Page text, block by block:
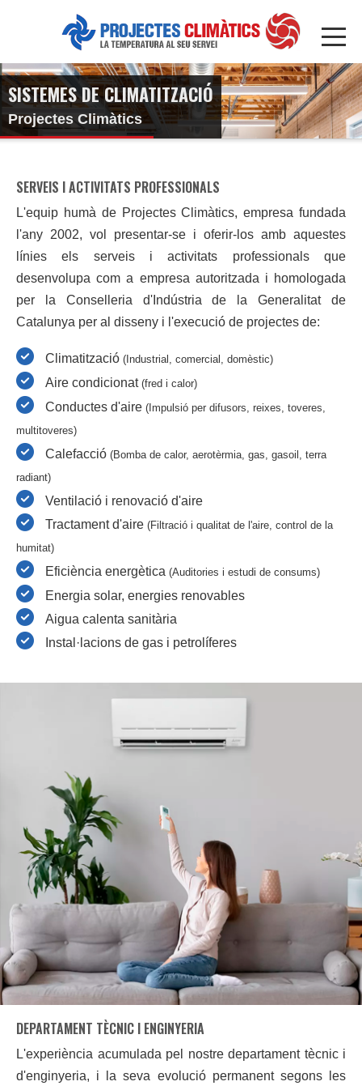
SISTEMES DE CLIMATITZACIÓ
Projectes Climàtics
SERVEIS I ACTIVITATS PROFESSIONALS
L'equip humà de Projectes Climàtics, empresa fundada
l'any 2002, vol presentar-se i oferir-los amb aquestes
línies els serveis i activitats professionals que
desenvolupa com a empresa autoritzada i homologada
per la Conselleria d'Indústria de la Generalitat de
Catalunya per al disseny i l'execució de projectes de:
Climatització (Industrial, comercial, domèstic)
Aire condicionat (fred i calor)
Conductes d'aire (Impulsió per difusors, reixes, toveres,
multitoveres)
Calefacció (Bomba de calor, aerotèrmia, gas, gasoil, terra
radiant)
Ventilació i renovació d'aire
Tractament d'aire (Filtració i qualitat de l'aire, control de la
humitat)
Eficiència energètica (Auditories i estudi de consums)
Energia solar, energies renovables
Aigua calenta sanitària
Instal·lacions de gas i petrolíferes
DEPARTAMENT TÈCNIC I ENGINYERIA
L'experiència acumulada pel nostre departament tècnic i
d'enginyeria, i la seva evolució permanent segons les